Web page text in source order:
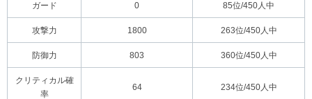
ガード 0 85位/450人中
攻撃力 1800 263位/450人中
防御力 803 360位/450人中
クリティカル確
率
64 234位/450人中